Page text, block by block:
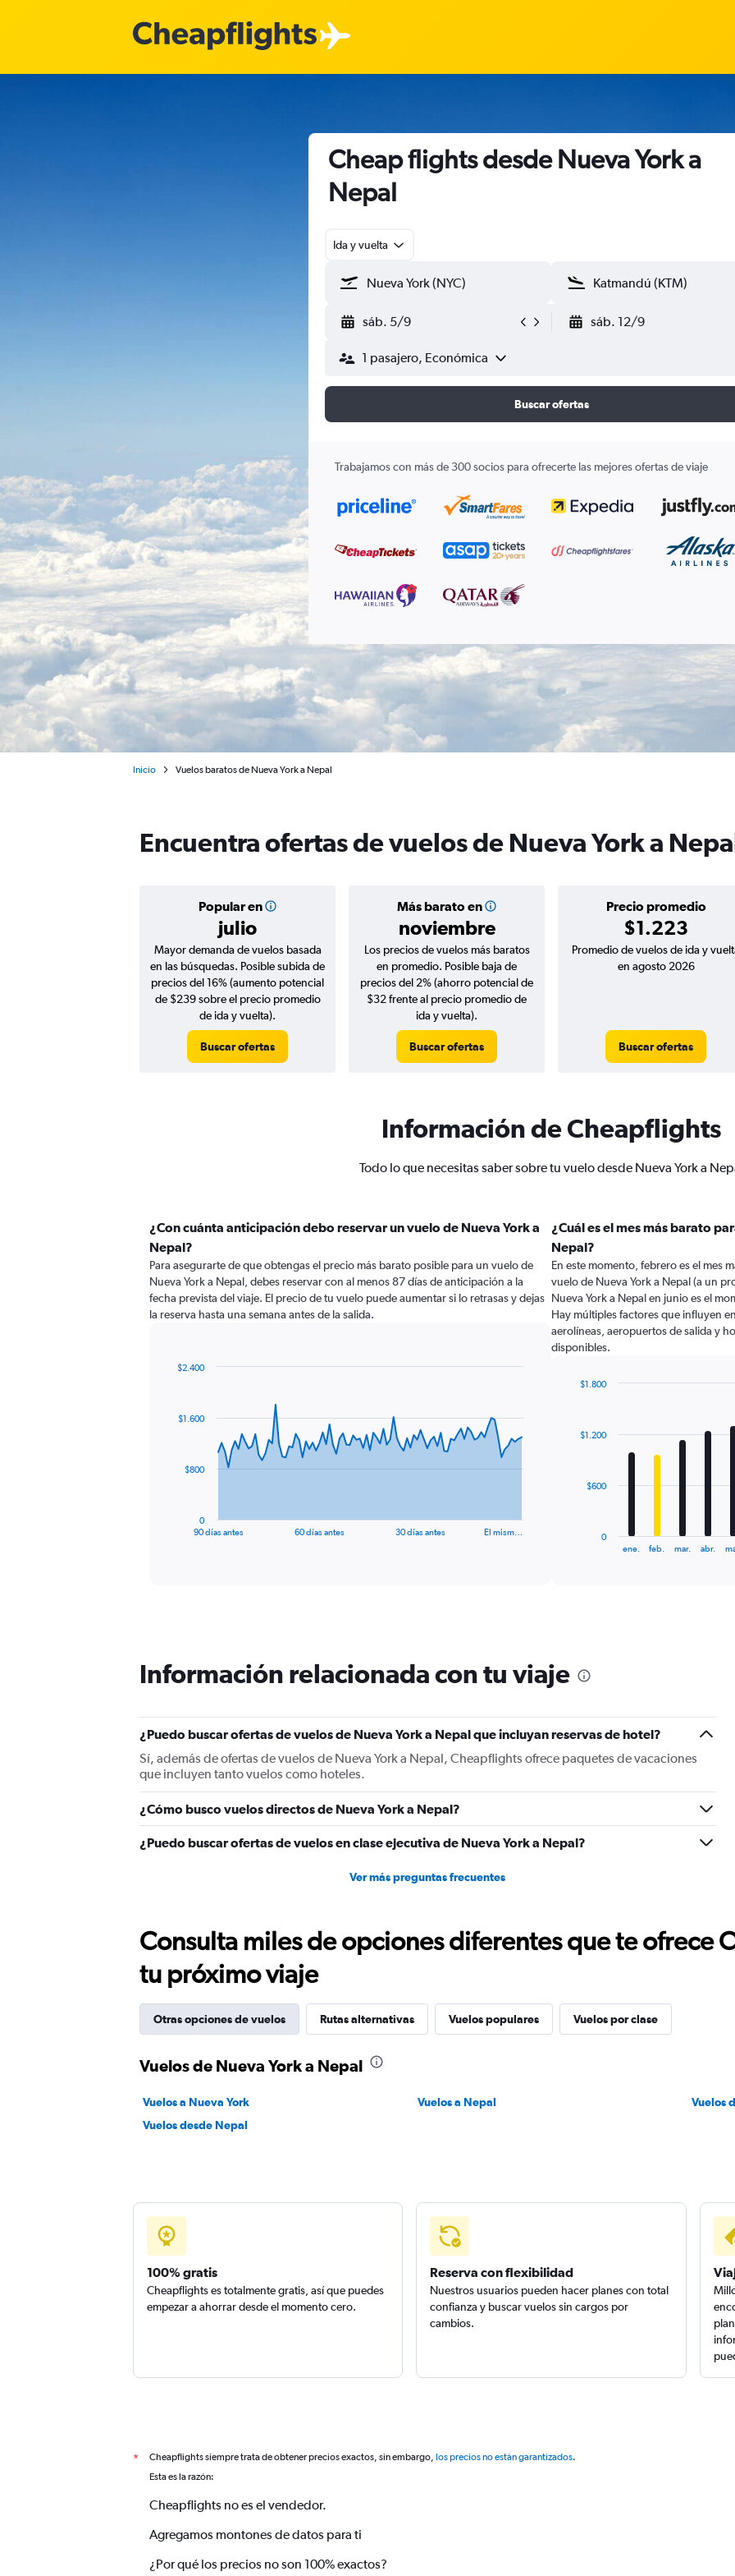
Cheap flights desde Nueva York a
Nepal
Ida y vuelta
sáb. 5/9 sáb. 12/9
1 pasajero, Económica
Buscar ofertas
Trabajamos con más de 300 socios para ofrecerte las mejores ofertas de viaje
Inicio Vuelos baratos de Nueva York a Nepal
Encuentra ofertas de vuelos de Nueva York a
Popular en
julio
Más barato en
noviembre
Precio promedio
$1.223
Mayor demanda de vuelos basada
en las búsquedas. Posible subida de
precios del 16% (aumento potencial
de $239 sobre el precio promedio
de ida y vuelta).
Buscar ofertas
Los precios de vuelos más baratos
en promedio. Posible baja de
precios del 2% (ahorro potencial de
$32 frente al precio promedio de
ida y vuelta).
Buscar ofertas
Promedio de vuelos de ida y
en agosto 2026
Buscar ofertas
Información de Cheapflights
Todo lo que necesitas saber sobre tu vuelo desde Nueva York a
¿Con cuánta anticipación debo reservar un vuelo de Nueva York a
Nepal?
Para asegurarte de que obtengas el precio más barato posible para un vuelo de
Nueva York a Nepal, debes reservar con al menos 87 días de anticipación a la
fecha prevista del viaje. El precio de tu vuelo puede aumentar si lo retrasas y dejas
la reserva hasta una semana antes de la salida.
data
The
has
1
axis
displaying
Range:
0
to
2400.
90 días antes 60 días antes 30 días antes El mism…
0
$800
$1.600
$2.400
¿Cuál es el mes más barato
Nepal?
En este momento, febrero es el mes
vuelo de Nueva York a Nepal (a un
Nueva York a Nepal en junio es el
Hay múltiples factores que influyen
aerolíneas, aeropuertos de salida y
disponibles.
12
The
chart
Y
axis
displaying
values.
0
1800.
ene. feb. mar. abr.
0
$600
$1.200
$1.800
Información relacionada con tu viaje
¿Puedo buscar ofertas de vuelos de Nueva York a Nepal que incluyan reservas de hotel?
Sí, además de ofertas de vuelos de Nueva York a Nepal, Cheapflights ofrece paquetes de vacaciones
que incluyen tanto vuelos como hoteles.
¿Cómo busco vuelos directos de Nueva York a Nepal?
¿Puedo buscar ofertas de vuelos en clase ejecutiva de Nueva York a Nepal?
Ver más preguntas frecuentes
Consulta miles de opciones diferentes que te ofrece
tu próximo viaje
Otras opciones de vuelos Rutas alternativas Vuelos populares Vuelos por clase
Vuelos de Nueva York a Nepal
Vuelos a Nueva York Vuelos a Nepal
Vuelos
Vuelos desde Nepal
100% gratis
Cheapflights es totalmente gratis, así que puedes
empezar a ahorrar desde el momento cero.
Reserva con flexibilidad
Nuestros usuarios pueden hacer planes con total
confianza y buscar vuelos sin cargos por
cambios.
* Cheapflights siempre trata de obtener precios exactos, sin embargo, los precios no están garantizados.
Esta es la razón:
Cheapflights no es el vendedor.
Agregamos montones de datos para ti
¿Por qué los precios no son 100% exactos?